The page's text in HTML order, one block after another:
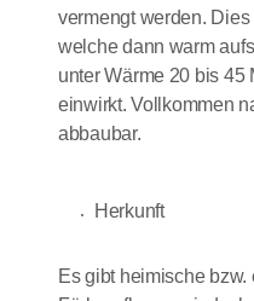
vermengt werden.
welche dann warm
unter Wärme 20 bis 45
einwirkt. Vollkommen
abbaubar.
Herkunft
Es gibt heimische bzw.